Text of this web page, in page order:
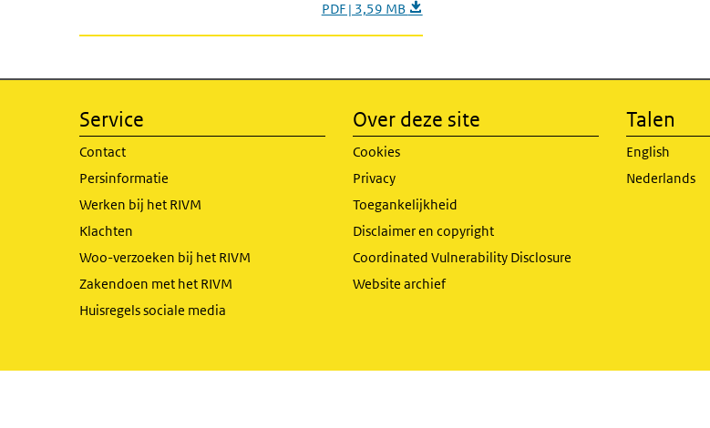
PDF | 3,59 MB
Service
Contact
Persinformatie
Werken bij het RIVM
Klachten
Woo-verzoeken bij het RIVM
Zakendoen met het RIVM
Huisregels sociale media
Over deze site
Cookies
Privacy
Toegankelijkheid
Disclaimer en copyright
Coordinated Vulnerability Disclosure
Website archief
Talen
English
Nederlands